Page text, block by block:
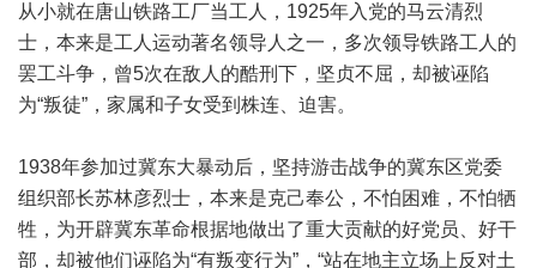
从小就在唐山铁路工厂当工人，1925年入党的马云清烈
士，本来是工人运动著名领导人之一，多次领导铁路工人的
罢工斗争，曾5次在敌人的酷刑下，坚贞不屈，却被诬陷
为“叛徒”，家属和子女受到株连、迫害。
1938年参加过冀东大暴动后，坚持游击战争的冀东区党委
组织部长苏林彦烈士，本来是克己奉公，不怕困难，不怕牺
牲，为开辟冀东革命根据地做出了重大贡献的好党员、好干
部，却被他们诬陷为“有叛变行为”，“站在地主立场上反对土